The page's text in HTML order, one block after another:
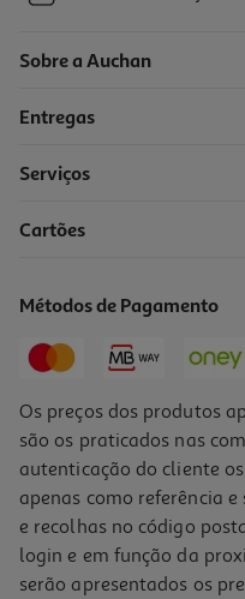
Sobre a Auchan
Entregas
Serviços
Cartões
Métodos de Pagamento
Os preços dos produtos
são os praticados nas
autenticação do cliente
apenas como referência
e recolhas no código
login e em função da
serão apresentados os